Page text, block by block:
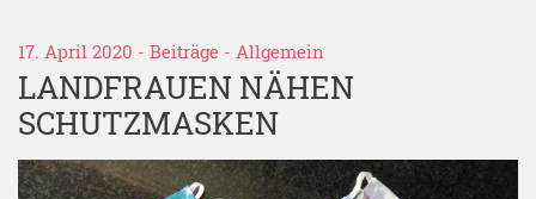
17. April 2020 - Beiträge - Allgemein
LANDFRAUEN NÄHEN
SCHUTZMASKEN